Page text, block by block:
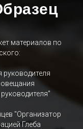
материалов по
"Организатор
Глеба